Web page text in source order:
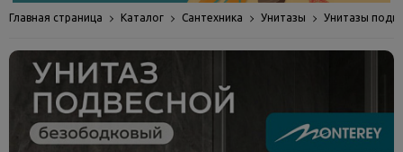
Главная страница Каталог Сантехника Унитазы Унитазы